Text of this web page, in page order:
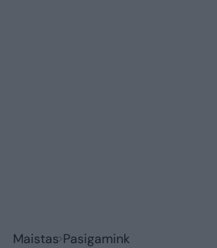
Maistas Pasigamink